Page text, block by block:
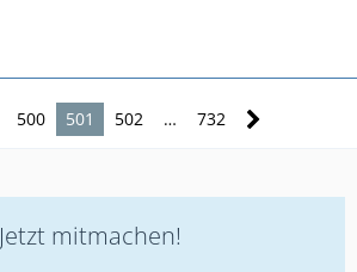
500 501 502 … 732
Jetzt mitmachen!